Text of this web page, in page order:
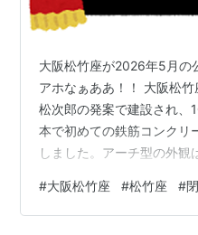
大阪松竹座が2026年5月の
アホなぁああ！！ 大阪松
松次郎の発案で建設され、
本で初めての鉄筋コンクリ
しました。アーチ型の外観
として新しくオープンし、
て多くのファンや地域の人
#大阪松竹座 #松竹座 #